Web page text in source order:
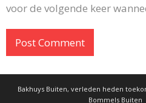
voor de volgende keer
Bakhuys Buiten, verleden heden
Bommels Buiten